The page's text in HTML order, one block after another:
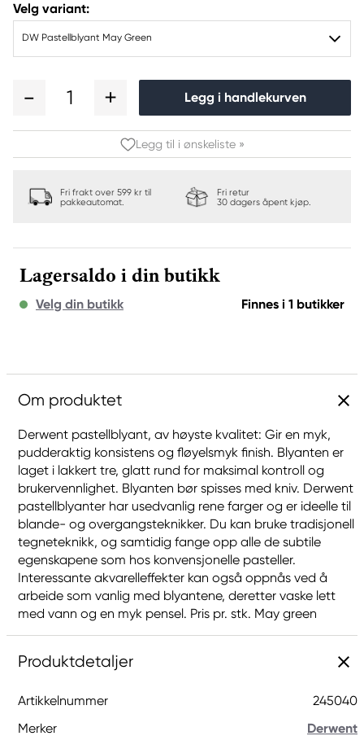
Velg variant:
DW Pastellblyant May Green
1 Legg i handlekurven
Legg til i ønskeliste »
Fri frakt over 599 kr til
pakkeautomat.
Fri retur
30 dagers åpent kjøp.
Lagersaldo i din butikk
Velg din butikk Finnes i 1 butikker
Om produktet
Derwent pastellblyant, av høyste kvalitet: Gir en myk,
pudderaktig konsistens og fløyelsmyk finish. Blyanten er
laget i lakkert tre, glatt rund for maksimal kontroll og
brukervennlighet. Blyanten bør spisses med kniv. Derwent
pastellblyanter har usedvanlig rene farger og er ideelle til
blande- og overgangsteknikker. Du kan bruke tradisjonell
tegneteknikk, og samtidig fange opp alle de subtile
egenskapene som hos konvensjonelle pasteller.
Interessante akvarelleffekter kan også oppnås ved å
arbeide som vanlig med blyantene, deretter vaske lett
med vann og en myk pensel. Pris pr. stk. May green
Produktdetaljer
Artikkelnummer
245040
Merker
Derwent